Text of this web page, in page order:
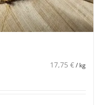
17,75 €/ kg